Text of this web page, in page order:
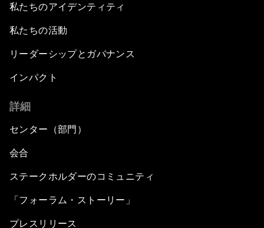
私たちのアイデンティティ
私たちの活動
リーダーシップとガバナンス
インパクト
詳細
センター（部門）
会合
ステークホルダーのコミュニティ
「フォーラム・ストーリー」
プレスリリース